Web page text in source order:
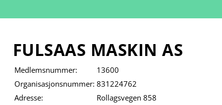
FULSAAS MASKIN AS
Medlemsnummer:
13600
Organisasjonsnummer: 831224762
Adresse:
Rollagsvegen 858